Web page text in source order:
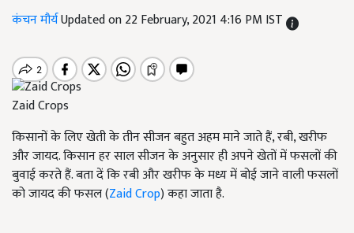
कंचन मौर्यUpdated on 22 February, 2021 4:16 PM IST
Zaid Crops
किसानों के लिए खेती के तीन सीजन बहुत अहम माने जाते हैं, रबी, खरीफ
और जायद. किसान हर साल सीजन के अनुसार ही अपने खेतों में फसलों की
बुवाई करते हैं. बता दें कि रबी और खरीफ के मध्य में बोई जाने वाली फसलों
को जायद की फसल (Zaid Crop) कहा जाता है.